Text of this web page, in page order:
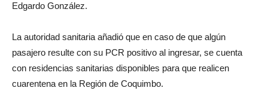
Edgardo González.
La autoridad sanitaria añadió que en caso de que algún
pasajero resulte con su PCR positivo al ingresar, se cuenta
con residencias sanitarias disponibles para que realicen
cuarentena en la Región de Coquimbo.